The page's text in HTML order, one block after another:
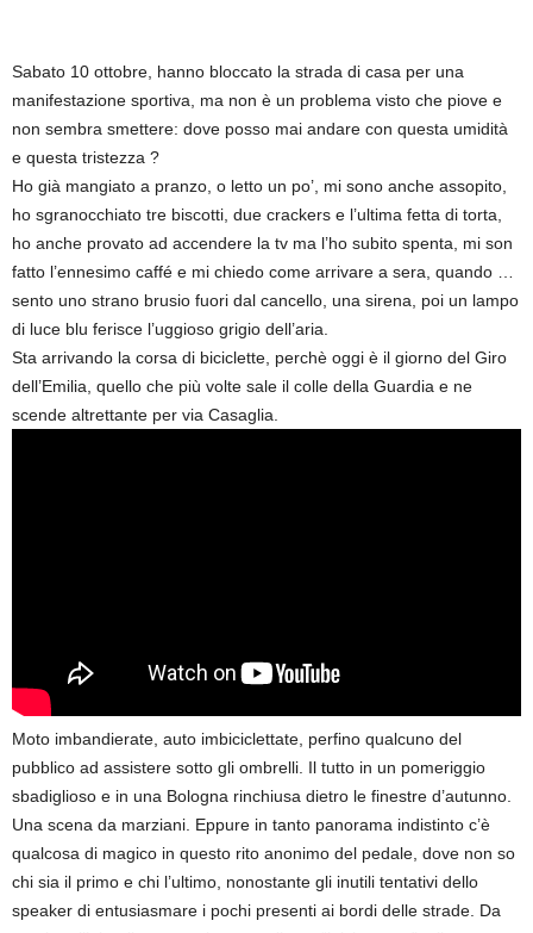
Sabato 10 ottobre, hanno bloccato la strada di casa per una
manifestazione sportiva, ma non è un problema visto che piove e
non sembra smettere: dove posso mai andare con questa umidità
e questa tristezza ?
Ho già mangiato a pranzo, o letto un po’, mi sono anche assopito,
ho sgranocchiato tre biscotti, due crackers e l’ultima fetta di torta,
ho anche provato ad accendere la tv ma l’ho subito spenta, mi son
fatto l’ennesimo caffé e mi chiedo come arrivare a sera, quando …
sento uno strano brusio fuori dal cancello, una sirena, poi un lampo
di luce blu ferisce l’uggioso grigio dell’aria.
Sta arrivando la corsa di biciclette, perchè oggi è il giorno del Giro
dell’Emilia, quello che più volte sale il colle della Guardia e ne
scende altrettante per via Casaglia.
Moto imbandierate, auto imbiciclettate, perfino qualcuno del
pubblico ad assistere sotto gli ombrelli. Il tutto in un pomeriggio
sbadiglioso e in una Bologna rinchiusa dietro le finestre d’autunno.
Una scena da marziani. Eppure in tanto panorama indistinto c’è
qualcosa di magico in questo rito anonimo del pedale, dove non so
chi sia il primo e chi l’ultimo, nonostante gli inutili tentativi dello
speaker di entusiasmare i pochi presenti ai bordi delle strade. Da